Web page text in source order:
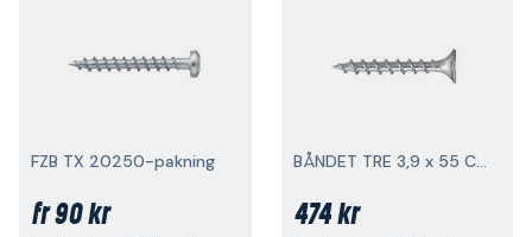
FZB TX 20250-pakning
fr90 kr
BÅNDET TRE 3,9 x 55 CE 14566 1000-pk
474 kr